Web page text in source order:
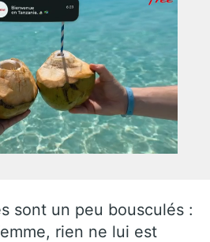
sont un peu bousculés :
rien ne lui est